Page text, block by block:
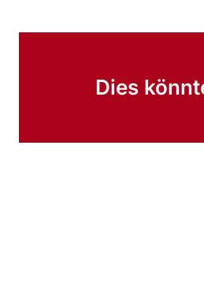
Dies